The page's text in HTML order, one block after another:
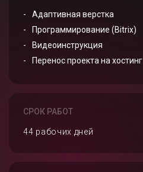
Адаптивная верстка
Программирование (Bitrix)
Видеоинструкция
Перенос проекта на хостинг
СРОК РАБОТ
44 рабочих дней